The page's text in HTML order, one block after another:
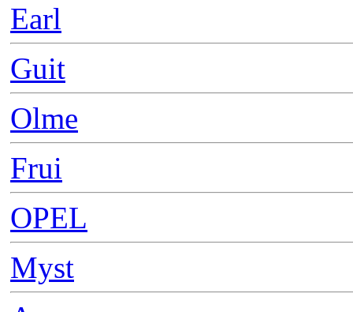
Earl
Guit
Olme
Frui
OPEL
Myst